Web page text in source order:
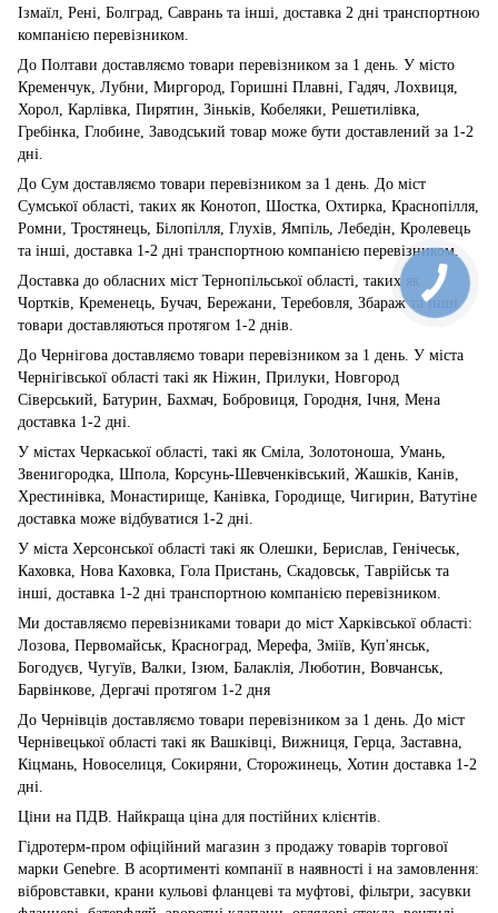
Ізмаїл, Рені, Болград, Саврань та інші, доставка 2 дні транспортною
компанією перевізником.
До Полтави доставляємо товари перевізником за 1 день. У місто
Кременчук, Лубни, Миргород, Горишні Плавні, Гадяч, Лохвиця,
Хорол, Карлівка, Пирятин, Зіньків, Кобеляки, Решетилівка,
Гребінка, Глобине, Заводський товар може бути доставлений за 1-2
дні.
До Сум доставляємо товари перевізником за 1 день. До міст
Сумської області, таких як Конотоп, Шостка, Охтирка, Краснопілля,
Ромни, Тростянець, Білопілля, Глухів, Ямпіль, Лебедін, Кролевець
та інші, доставка 1-2 дні транспортною компанією перевізником.
Доставка до обласних міст Тернопільської області, таких як
Чортків, Кременець, Бучач, Бережани, Теребовля, Збараж та інші
товари доставляються протягом 1-2 днів.
До Чернігова доставляємо товари перевізником за 1 день. У міста
Чернігівської області такі як Ніжин, Прилуки, Новгород
Сіверський, Батурин, Бахмач, Бобровиця, Городня, Ічня, Мена
доставка 1-2 дні.
У містах Черкаської області, такі як Сміла, Золотоноша, Умань,
Звенигородка, Шпола, Корсунь-Шевченківський, Жашків, Канів,
Хрестинівка, Монастирище, Канівка, Городище, Чигирин, Ватутіне
доставка може відбуватися 1-2 дні.
У міста Херсонської області такі як Олешки, Берислав, Генічеськ,
Каховка, Нова Каховка, Гола Пристань, Скадовськ, Таврійськ та
інші, доставка 1-2 дні транспортною компанією перевізником.
Ми доставляємо перевізниками товари до міст Харківської області:
Лозова, Первомайськ, Красноград, Мерефа, Зміїв, Куп'янськ,
Богодуєв, Чугуїв, Валки, Ізюм, Балаклія, Люботин, Вовчанськ,
Барвінкове, Дергачі протягом 1-2 дня
До Чернівців доставляємо товари перевізником за 1 день. До міст
Чернівецької області такі як Вашківці, Вижниця, Герца, Заставна,
Кіцмань, Новоселиця, Сокиряни, Сторожинець, Хотин доставка 1-2
дні.
Ціни на ПДВ. Найкраща ціна для постійних клієнтів.
Гідротерм-пром офіційний магазин з продажу товарів торгової
марки Genebre. В асортименті компанії в наявності і на замовлення:
вібровставки, крани кульові фланцеві та муфтові, фільтри, засувки